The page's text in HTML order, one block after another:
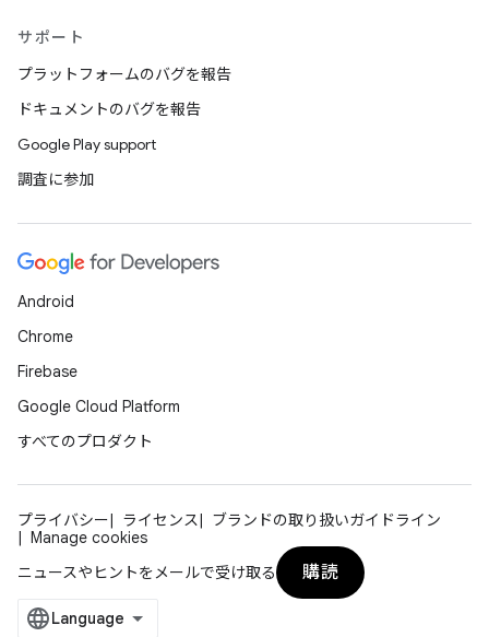
サポート
プラットフォームのバグを報告
ドキュメントのバグを報告
Google Play support
調査に参加
Android
Chrome
Firebase
Google Cloud Platform
すべてのプロダクト
プライバシー ライセンス
ブランドの取り扱いガイドライン
Manage cookies
ニュースやヒントをメールで受け取る
購読